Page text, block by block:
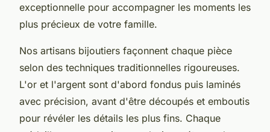
exceptionnelle pour accompagner les moments les
plus précieux de votre famille.
Nos artisans bijoutiers façonnent chaque pièce
selon des techniques traditionnelles rigoureuses.
L'or et l'argent sont d'abord fondus puis laminés
avec précision, avant d'être découpés et emboutis
pour révéler les détails les plus fins. Chaque